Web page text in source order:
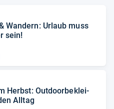
Wan­dern: Urlaub muss
sein!
Herbst: Out­door­be­klei­
All­tag